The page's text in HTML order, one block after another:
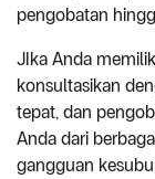
pengobatan
JIka Anda
konsultasikan
tepat, dan
Anda dari
gangguan